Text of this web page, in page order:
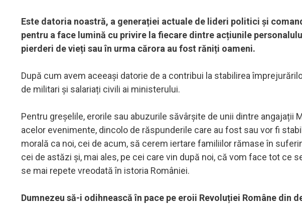
Este datoria noastră, a generației actuale de lideri politici și
pentru a face lumină cu privire la fiecare dintre acțiunile
pierderi de vieți sau în urma cărora au fost răniți oameni.
După cum avem aceeași datorie de a contribui la stabilirea
de militari și salariați civili ai ministerului.
Pentru greșelile, erorile sau abuzurile săvârșite de unii dintre angajații
acelor evenimente, dincolo de răspunderile care au fost sau vor fi
morală ca noi, cei de acum, să cerem iertare familiilor rămase în
cei de astăzi și, mai ales, pe cei care vin după noi, că vom face tot ce
se mai repete vreodată în istoria României.
Dumnezeu să-i odihnească în pace pe eroii Revoluției Române din